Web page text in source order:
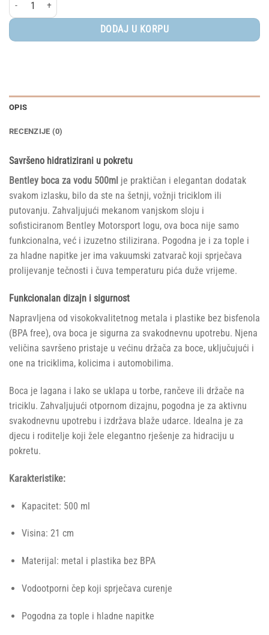
DODAJ U KORPU
OPIS
RECENZIJE (0)
Savršeno hidratizirani u pokretu
Bentley boca za vodu 500ml je praktičan i elegantan dodatak
svakom izlasku, bilo da ste na šetnji, vožnji triciklom ili
putovanju. Zahvaljujući mekanom vanjskom sloju i
sofisticiranom Bentley Motorsport logu, ova boca nije samo
funkcionalna, već i izuzetno stilizirana. Pogodna je i za tople i
za hladne napitke jer ima vakuumski zatvarač koji sprječava
prolijevanje tečnosti i čuva temperaturu pića duže vrijeme.
Funkcionalan dizajn i sigurnost
Napravljena od visokokvalitetnog metala i plastike bez bisfenola
(BPA free), ova boca je sigurna za svakodnevnu upotrebu. Njena
veličina savršeno pristaje u većinu držača za boce, uključujući i
one na triciklima, kolicima i automobilima.
Boca je lagana i lako se uklapa u torbe, rančeve ili držače na
triciklu. Zahvaljujući otpornom dizajnu, pogodna je za aktivnu
svakodnevnu upotrebu i izdržava blaže udarce. Idealna je za
djecu i roditelje koji žele elegantno rješenje za hidraciju u
pokretu.
Karakteristike:
Kapacitet: 500 ml
Visina: 21 cm
Materijal: metal i plastika bez BPA
Vodootporni čep koji sprječava curenje
Pogodna za tople i hladne napitke